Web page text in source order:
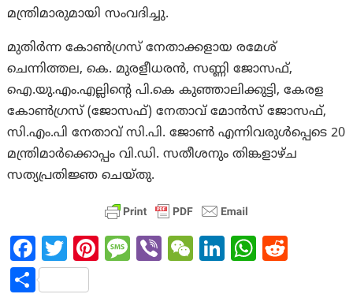
മന്ത്രിമാരുമായി സംവദിച്ചു.
മുതിർന്ന കോൺഗ്രസ് നേതാക്കളായ രമേശ്
ചെന്നിത്തല, കെ. മുരളീധരൻ, സണ്ണി ജോസഫ്,
ഐ.യു.എം.എല്ലിന്റെ പി.കെ കുഞ്ഞാലിക്കുട്ടി, കേരള
കോൺഗ്രസ് (ജോസഫ്) നേതാവ് മോൻസ് ജോസഫ്,
സി.എം.പി നേതാവ് സി.പി. ജോൺ എന്നിവരുൾപ്പെടെ 20
മന്ത്രിമാർക്കൊപ്പം വി.ഡി. സതീശനും തിങ്കളാഴ്ച
സത്യപ്രതിജ്ഞ ചെയ്തു.
Fa
ce
T
w
Pi M Vi W Li W
S